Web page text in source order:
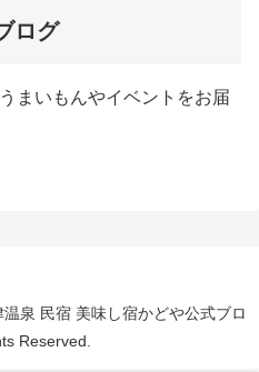
ログ
まいもんやイベントをお届
泉 民宿 美味し宿かどや公式ブロ
Reserved.